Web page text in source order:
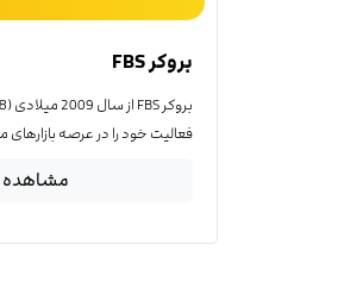
بروکر FBS
فعالیت خود را در عرصه بازارهای
مشاهده